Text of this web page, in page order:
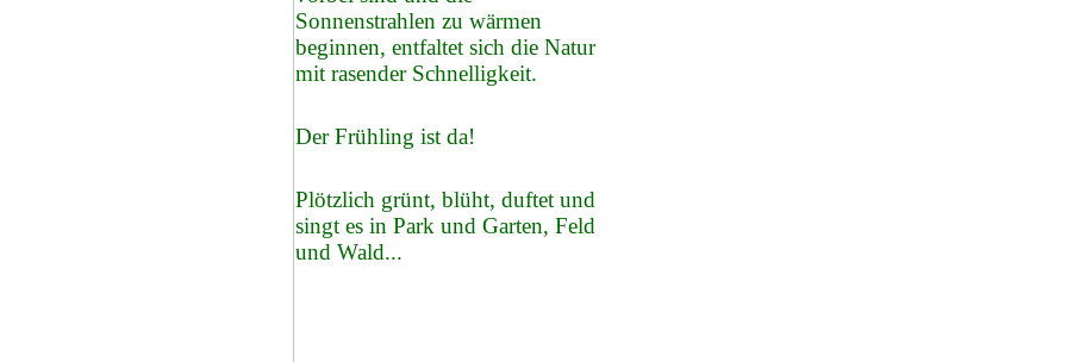
Sonnenstrahlen zu wärmen
beginnen, entfaltet sich die Natur
mit rasender Schnelligkeit.
Der Frühling ist da!
Plötzlich grünt, blüht, duftet und
singt es in Park und Garten, Feld
und Wald...